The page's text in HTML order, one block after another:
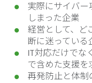
実際にサイバー
しまった企業
経営として、ど
断に迷っている
IT対応だけでな
で含めた支援を
再発防止と体制